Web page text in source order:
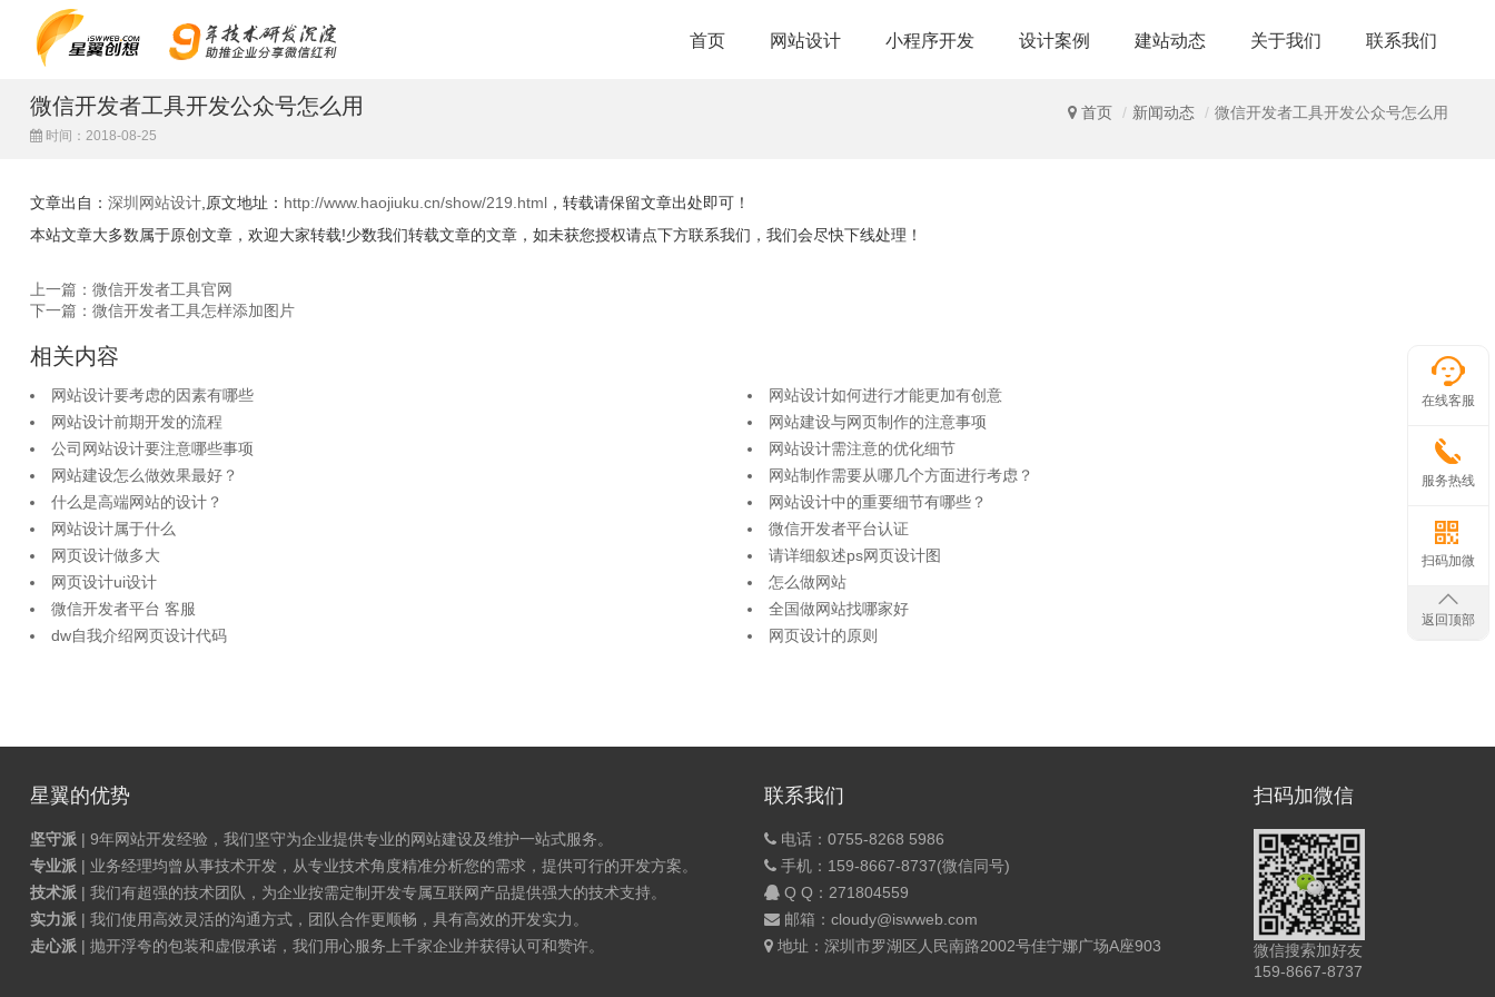
首页 网站设计 小程序开发 设计案例 建站动态 关于我们 联系我们
首页 新闻动态 微信开发者工具开发公众号怎么用
微信开发者工具开发公众号怎么用
时间：2018-08-25
文章出自： 深圳网站设计 ,原文地址： http://www.haojiuku.cn/show/219.html ，转载请保留文章出处即可！
本站文章大多数属于原创文章，欢迎大家转载!少数我们转载文章的文章，如未获您授权请点下方联系我们，我们会尽快下线处理！
上一篇：微信开发者工具官网
下一篇：微信开发者工具怎样添加图片
相关内容
网站设计要考虑的因素有哪些
网站设计如何进行才能更加有创意
网站设计前期开发的流程
网站建设与网页制作的注意事项
公司网站设计要注意哪些事项
网站设计需注意的优化细节
网站建设怎么做效果最好？
网站制作需要从哪几个方面进行考虑？
什么是高端网站的设计？
网站设计中的重要细节有哪些？
网站设计属于什么
微信开发者平台认证
网页设计做多大
请详细叙述ps网页设计图
网页设计ui设计
怎么做网站
微信开发者平台 客服
全国做网站找哪家好
dw自我介绍网页设计代码
网页设计的原则
星翼的优势
坚守派 | 9年网站开发经验，我们坚守为企业提供专业的网站建设及维护一站式服务。
专业派 | 业务经理均曾从事技术开发，从专业技术角度精准分析您的需求，提供可行的开发方案。
技术派 | 我们有超强的技术团队，为企业按需定制开发专属互联网产品提供强大的技术支持。
实力派 | 我们使用高效灵活的沟通方式，团队合作更顺畅，具有高效的开发实力。
走心派 | 抛开浮夸的包装和虚假承诺，我们用心服务上千家企业并获得认可和赞许。
联系我们
电话：0755-8268 5986
手机：159-8667-8737(微信同号)
Q Q： 271804559
邮箱：cloudy@iswweb.com
地址：深圳市罗湖区人民南路2002号佳宁娜广场A座903
扫码加微信
微信搜索加好友
159-8667-8737
在线客服
服务热线
扫码加微
返回顶部